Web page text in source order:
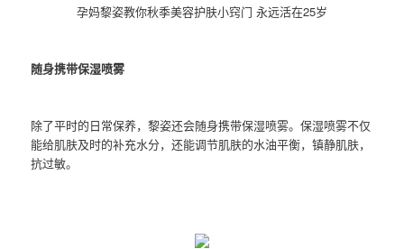
孕妈黎姿教你秋季美容护肤小窍门 永远活在25岁
随身携带保湿喷雾
除了平时的日常保养，黎姿还会随身携带保湿喷雾。保湿喷雾不仅
能给肌肤及时的补充水分，还能调节肌肤的水油平衡，镇静肌肤，
抗过敏。